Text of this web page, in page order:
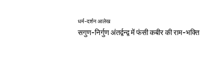
धर्म-दर्शन आलेख
सगुण-निर्गुण अंतर्द्वन्द्व में फंसी कबीर की राम-भक्ति